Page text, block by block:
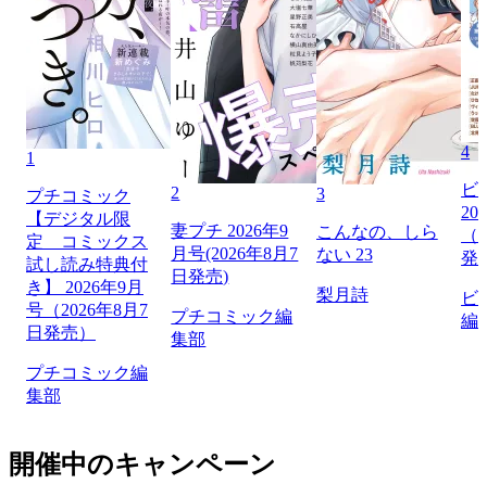
1
プチコミック
【デジタル限
定 コミックス
試し読み特典付
き】 2026年9月
号（2026年8月7
日発売）
プチコミック編
集部
2
妻プチ 2026年9
月号(2026年8月7
日発売)
プチコミック編
集部
3
こんなの、しら
ない 23
梨月詩
4
ビ
発
ビ
編
開催中のキャンペーン